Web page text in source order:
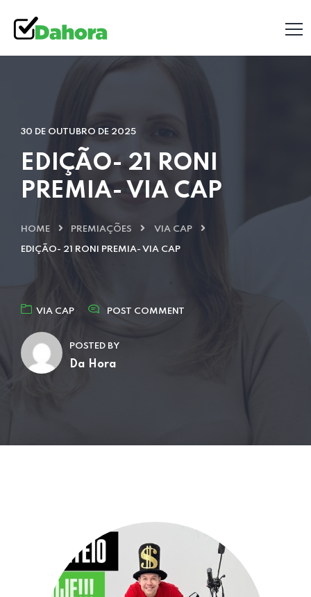
30 DE OUTUBRO DE 2025
EDIÇÃO- 21 RONI
PREMIA- VIA CAP
HOME PREMIAÇÕES VIA CAP
EDIÇÃO- 21 RONI PREMIA- VIA CAP
VIA CAP POST COMMENT
POSTED BY
Da Hora